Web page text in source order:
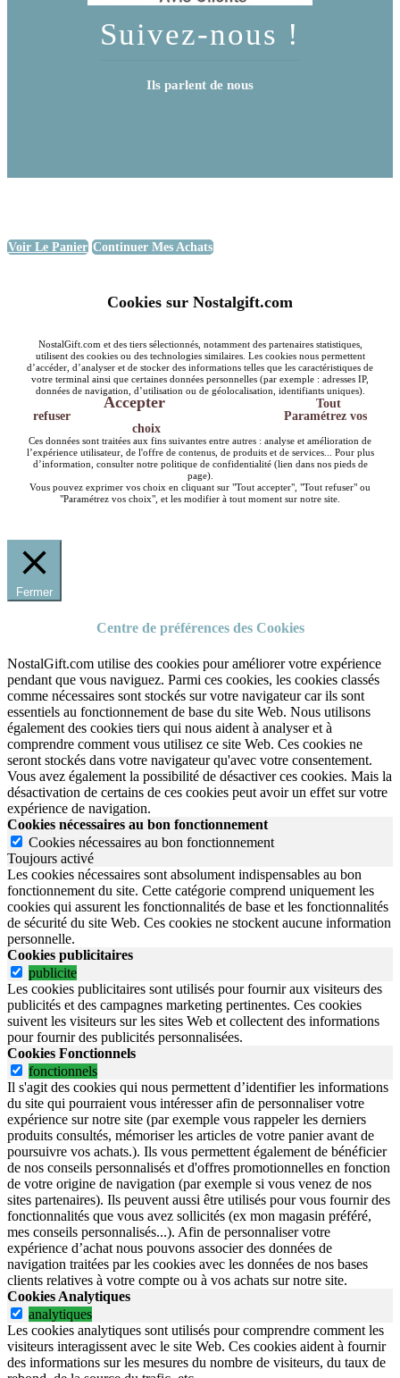
Suivez-nous !
Ils parlent de nous
Voir Le Panier Continuer Mes Achats
Cookies sur Nostalgift.com
NostalGift.com et des tiers sélectionnés, notamment des partenaires statistiques,
utilisent des cookies ou des technologies similaires. Les cookies nous permettent
d’accéder, d’analyser et de stocker des informations telles que les caractéristiques de
votre terminal ainsi que certaines données personnelles (par exemple : adresses IP,
données de navigation, d’utilisation ou de géolocalisation, identifiants uniques).
Accepter
Tout
refuser
Paramétrez vos
choix
Ces données sont traitées aux fins suivantes entre autres : analyse et amélioration de
l’expérience utilisateur, de l'offre de contenus, de produits et de services... Pour plus
d’information, consulter notre politique de confidentialité (lien dans nos pieds de
page).
Vous pouvez exprimer vos choix en cliquant sur "Tout accepter", "Tout refuser" ou
"Paramétrez vos choix", et les modifier à tout moment sur notre site.
Fermer
Centre de préférences des Cookies
NostalGift.com utilise des cookies pour améliorer votre expérience
pendant que vous naviguez. Parmi ces cookies, les cookies classés
comme nécessaires sont stockés sur votre navigateur car ils sont
essentiels au fonctionnement de base du site Web. Nous utilisons
également des cookies tiers qui nous aident à analyser et à
comprendre comment vous utilisez ce site Web. Ces cookies ne
seront stockés dans votre navigateur qu'avec votre consentement.
Vous avez également la possibilité de désactiver ces cookies. Mais la
désactivation de certains de ces cookies peut avoir un effet sur votre
expérience de navigation.
Cookies nécessaires au bon fonctionnement
Cookies nécessaires au bon fonctionnement
Toujours activé
Les cookies nécessaires sont absolument indispensables au bon
fonctionnement du site. Cette catégorie comprend uniquement les
cookies qui assurent les fonctionnalités de base et les fonctionnalités
de sécurité du site Web. Ces cookies ne stockent aucune information
personnelle.
Cookies publicitaires
publicite
Les cookies publicitaires sont utilisés pour fournir aux visiteurs des
publicités et des campagnes marketing pertinentes. Ces cookies
suivent les visiteurs sur les sites Web et collectent des informations
pour fournir des publicités personnalisées.
Cookies Fonctionnels
fonctionnels
Il s'agit des cookies qui nous permettent d’identifier les informations
du site qui pourraient vous intéresser afin de personnaliser votre
expérience sur notre site (par exemple vous rappeler les derniers
produits consultés, mémoriser les articles de votre panier avant de
poursuivre vos achats.). Ils vous permettent également de bénéficier
de nos conseils personnalisés et d'offres promotionnelles en fonction
de votre origine de navigation (par exemple si vous venez de nos
sites partenaires). Ils peuvent aussi être utilisés pour vous fournir des
fonctionnalités que vous avez sollicités (ex mon magasin préféré,
mes conseils personnalisés...). Afin de personnaliser votre
expérience d’achat nous pouvons associer des données de
navigation traitées par les cookies avec les données de nos bases
clients relatives à votre compte ou à vos achats sur notre site.
Cookies Analytiques
analytiques
Les cookies analytiques sont utilisés pour comprendre comment les
visiteurs interagissent avec le site Web. Ces cookies aident à fournir
des informations sur les mesures du nombre de visiteurs, du taux de